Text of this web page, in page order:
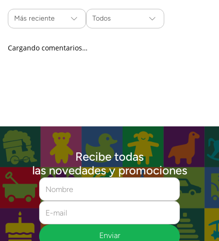
Más reciente Todos
Cargando comentarios…
Recibe todas
las novedades y promociones
Enviar